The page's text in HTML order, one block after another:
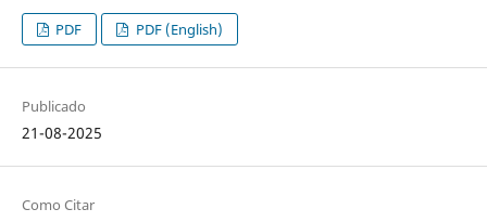
PDF PDF (English)
Publicado
21-08-2025
Como Citar